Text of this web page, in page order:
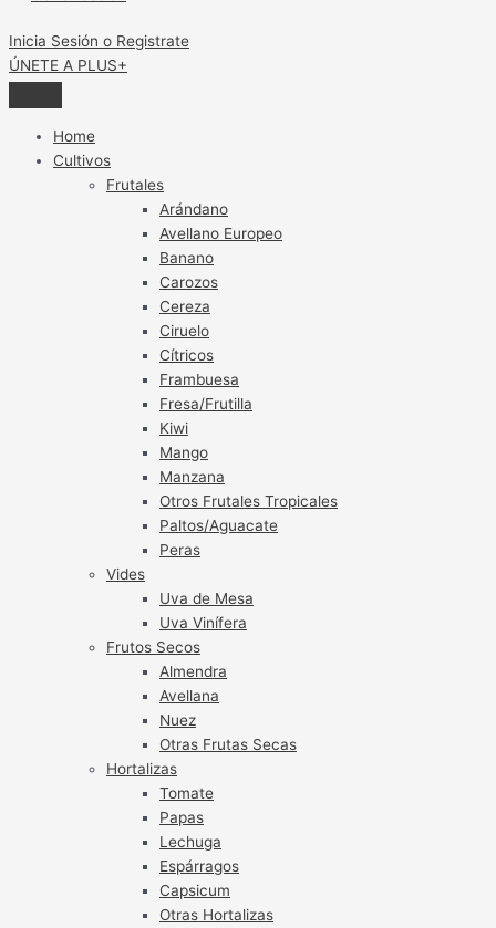
Inicia Sesión o Registrate
ÚNETE A PLUS+
Home
Cultivos
Frutales
Arándano
Avellano Europeo
Banano
Carozos
Cereza
Ciruelo
Cítricos
Frambuesa
Fresa/Frutilla
Kiwi
Mango
Manzana
Otros Frutales Tropicales
Paltos/Aguacate
Peras
Vides
Uva de Mesa
Uva Vinífera
Frutos Secos
Almendra
Avellana
Nuez
Otras Frutas Secas
Hortalizas
Tomate
Papas
Lechuga
Espárragos
Capsicum
Otras Hortalizas